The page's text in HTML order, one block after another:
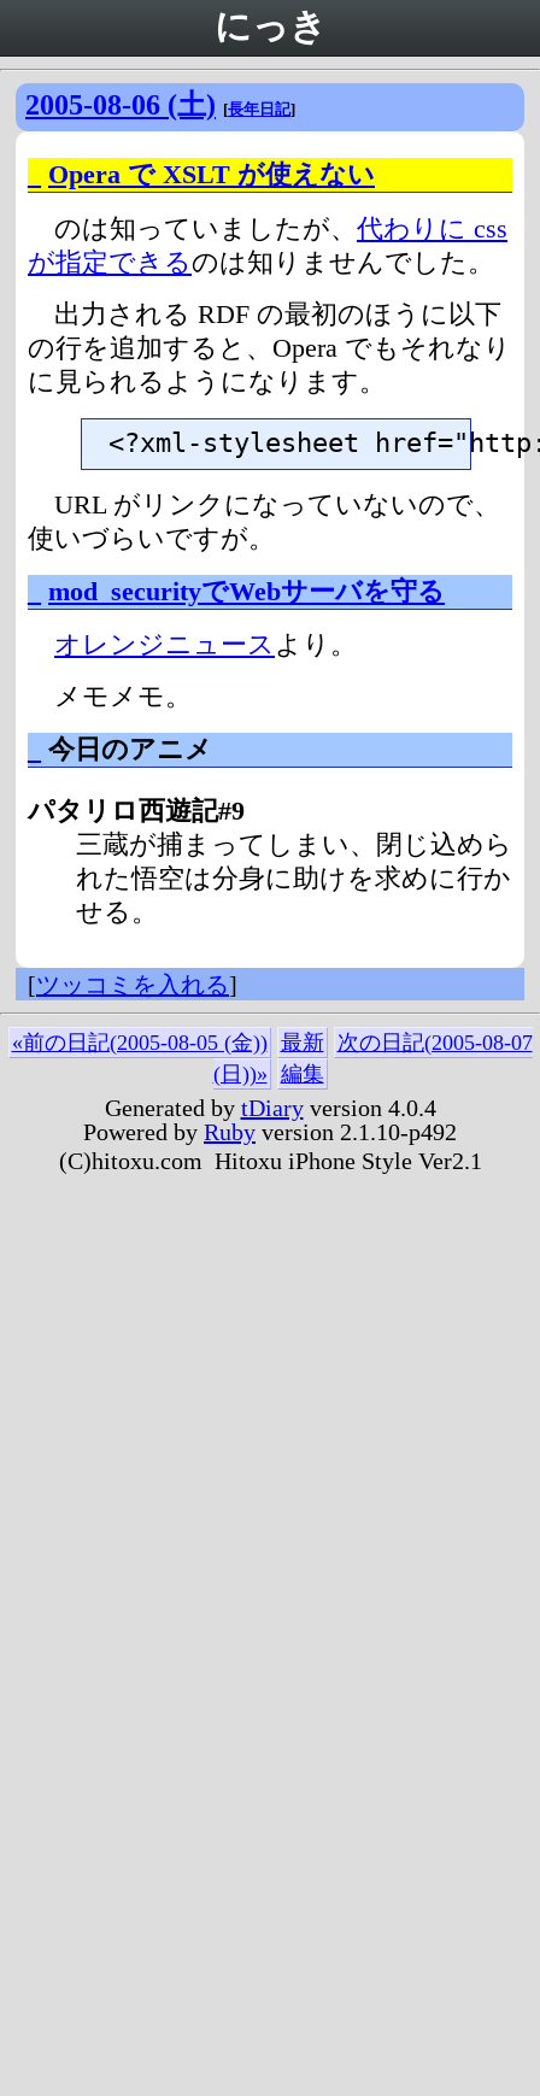
にっき
2005-08-06 (土) [長年日記]
Opera で XSLT が使えない
のは知っていましたが、 代わりに css
が指定できるのは知りませんでした。
出力される RDF の最初のほうに以下
の行を追加すると、Opera でもそれなり
に見られるようになります。
<?xml-stylesheet
URL がリンクになっていないので、
使いづらいですが。
mod_securityでWebサーバを守る
オレンジニュース より。
メモメモ。
今日のアニメ
パタリロ西遊記#9
三蔵が捕まってしまい、閉じ込めら
れた悟空は分身に助けを求めに行か
せる。
[ツッコミを入れる]
«前の日記(2005-08-05 (金)) 最新
次の日記(2005-08-07
(日))» 編集
Generated by tDiaryversion 4.0.4
Powered by Ruby version 2.1.10-p492